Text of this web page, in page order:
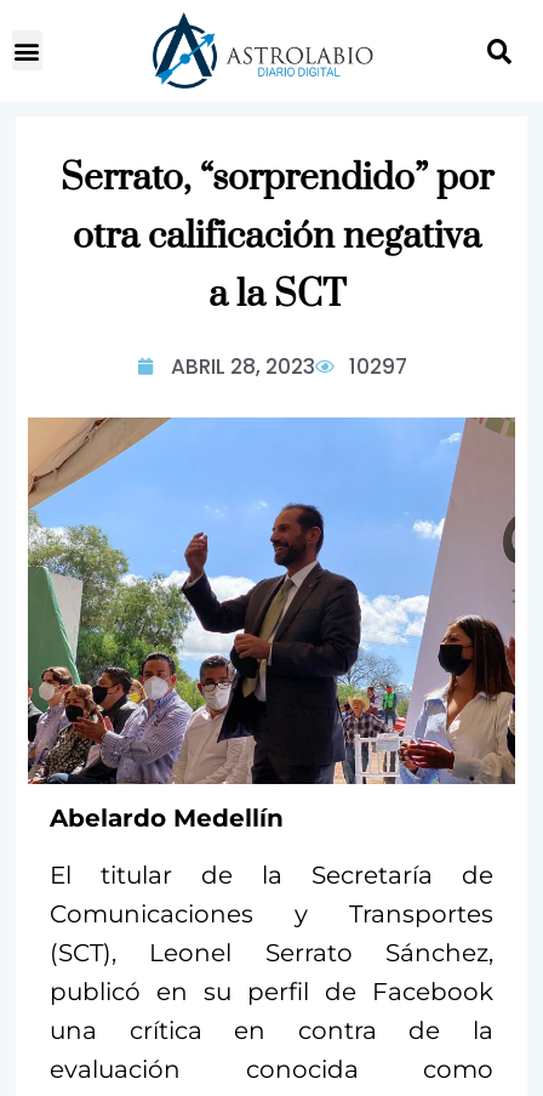
Serrato, “sorprendido” por
otra calificación negativa
a la SCT
ABRIL 28, 2023 10297
Abelardo Medellín
El titular de la Secretaría de
Comunicaciones y Transportes
(SCT), Leonel Serrato Sánchez,
publicó en su perfil de Facebook
una crítica en contra de la
evaluación conocida como